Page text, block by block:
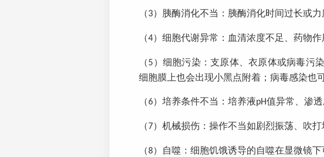
（3） 胰酶消化不当：胰酶消化时间过长或
（4） 细胞代谢异常：血清浓度不足、药物
（5） 细胞污染：支原体、衣原体或病毒污
细胞膜上也会出现小黑点附着；病毒感染也
（6） 培养条件不当：培养液pH值异常、渗
（ 7） 机械损伤：操作不当如剧烈振荡、吹
（8） 自噬：细胞饥饿诱导的自噬在显微镜